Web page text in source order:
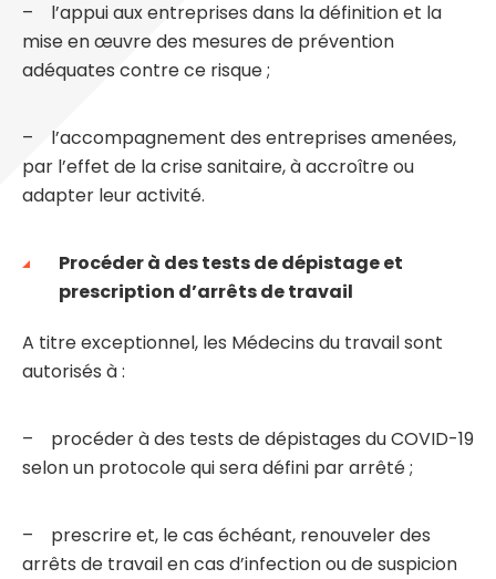
– l’appui aux entreprises dans la définition et la
mise en œuvre des mesures de prévention
adéquates contre ce risque ;
– l’accompagnement des entreprises amenées,
par l’effet de la crise sanitaire, à accroître ou
adapter leur activité.
Procéder à des tests de dépistage et
prescription d’arrêts de travail
A titre exceptionnel, les Médecins du travail sont
autorisés à :
– procéder à des tests de dépistages du COVID-19
selon un protocole qui sera défini par arrêté ;
– prescrire et, le cas échéant, renouveler des
arrêts de travail en cas d’infection ou de suspicion